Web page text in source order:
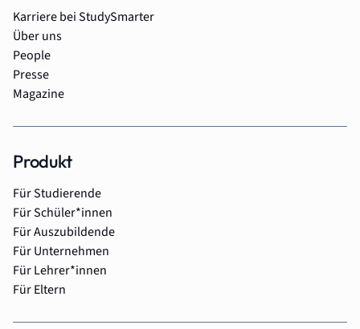
Karriere bei StudySmarter
Über uns
People
Presse
Magazine
Produkt
Für Studierende
Für Schüler*innen
Für Auszubildende
Für Unternehmen
Für Lehrer*innen
Für Eltern